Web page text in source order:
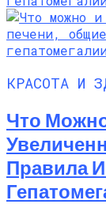
КРАСОТА И
Что
Правила